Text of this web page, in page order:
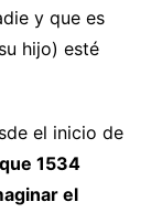
y que es
hijo) esté
el inicio de
1534
el